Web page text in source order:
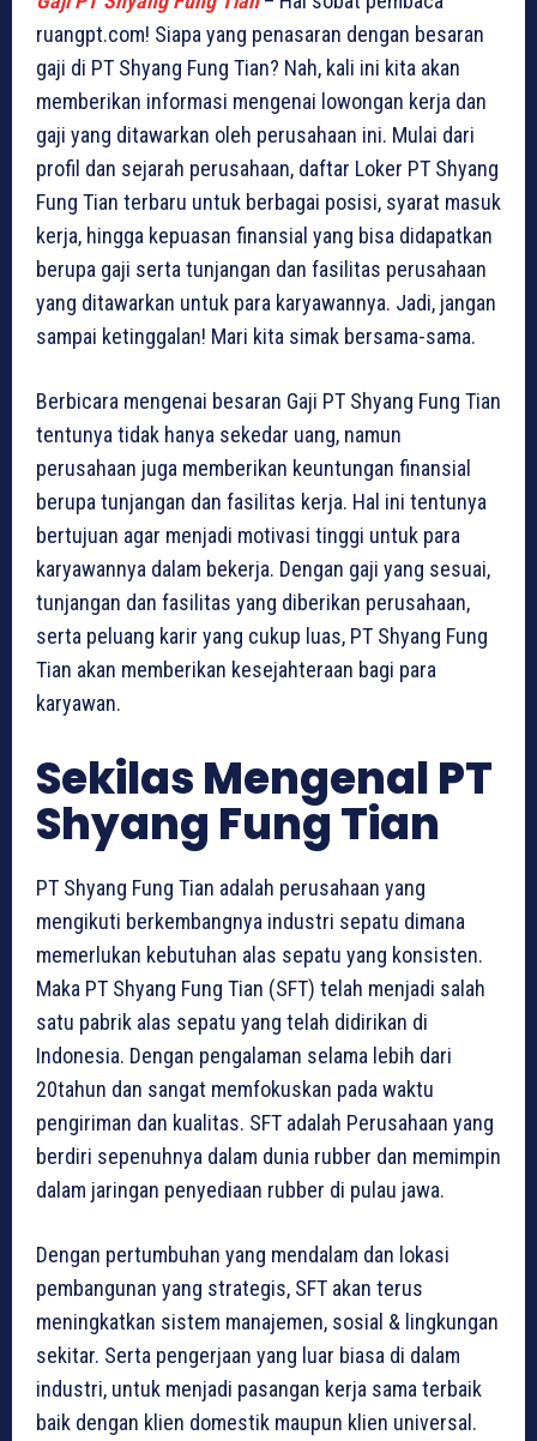
ruangpt.com! Siapa yang penasaran dengan besaran
gaji di PT Shyang Fung Tian? Nah, kali ini kita akan
memberikan informasi mengenai lowongan kerja dan
gaji yang ditawarkan oleh perusahaan ini. Mulai dari
profil dan sejarah perusahaan, daftar Loker PT Shyang
Fung Tian terbaru untuk berbagai posisi, syarat masuk
kerja, hingga kepuasan finansial yang bisa didapatkan
berupa gaji serta tunjangan dan fasilitas perusahaan
yang ditawarkan untuk para karyawannya. Jadi, jangan
sampai ketinggalan! Mari kita simak bersama-sama.
Berbicara mengenai besaran Gaji PT Shyang Fung Tian
tentunya tidak hanya sekedar uang, namun
perusahaan juga memberikan keuntungan finansial
berupa tunjangan dan fasilitas kerja. Hal ini tentunya
bertujuan agar menjadi motivasi tinggi untuk para
karyawannya dalam bekerja. Dengan gaji yang sesuai,
tunjangan dan fasilitas yang diberikan perusahaan,
serta peluang karir yang cukup luas, PT Shyang Fung
Tian akan memberikan kesejahteraan bagi para
karyawan.
Sekilas Mengenal PT
Shyang Fung Tian
PT Shyang Fung Tian adalah perusahaan yang
mengikuti berkembangnya industri sepatu dimana
memerlukan kebutuhan alas sepatu yang konsisten.
Maka PT Shyang Fung Tian (SFT) telah menjadi salah
satu pabrik alas sepatu yang telah didirikan di
Indonesia. Dengan pengalaman selama lebih dari
20tahun dan sangat memfokuskan pada waktu
pengiriman dan kualitas. SFT adalah Perusahaan yang
berdiri sepenuhnya dalam dunia rubber dan memimpin
dalam jaringan penyediaan rubber di pulau jawa.
Dengan pertumbuhan yang mendalam dan lokasi
pembangunan yang strategis, SFT akan terus
meningkatkan sistem manajemen, sosial & lingkungan
sekitar. Serta pengerjaan yang luar biasa di dalam
industri, untuk menjadi pasangan kerja sama terbaik
baik dengan klien domestik maupun klien universal.